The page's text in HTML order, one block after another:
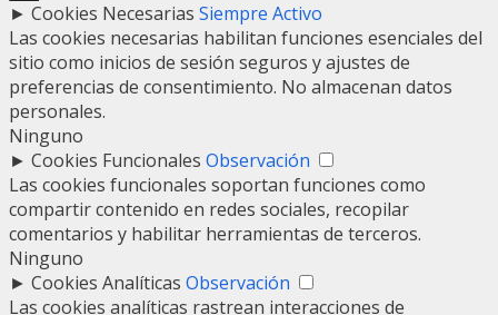
► Cookies Necesarias Siempre Activo
Las cookies necesarias habilitan funciones esenciales del
sitio como inicios de sesión seguros y ajustes de
preferencias de consentimiento. No almacenan datos
personales.
Ninguno
► Cookies Funcionales Observación
Las cookies funcionales soportan funciones como
compartir contenido en redes sociales, recopilar
comentarios y habilitar herramientas de terceros.
Ninguno
► Cookies Analíticas Observación
Las cookies analíticas rastrean interacciones de